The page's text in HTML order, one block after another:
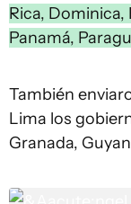
Rica, Dominica,
Panamá,
También
Lima los
Granada,